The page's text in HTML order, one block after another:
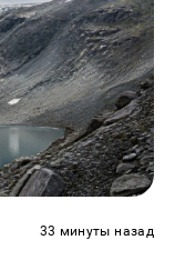
33 минуты назад